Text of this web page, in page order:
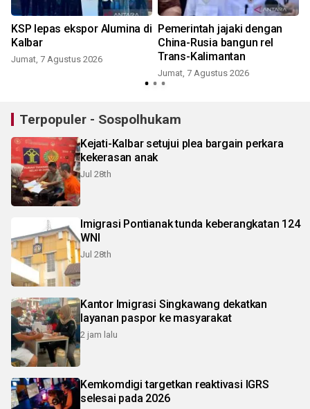
KSP lepas ekspor Alumina di
Kalbar
Jumat, 7 Agustus 2026
Pemerintah jajaki dengan
China-Rusia bangun rel
Trans-Kalimantan
Jumat, 7 Agustus 2026
Terpopuler - Sospolhukam
Kejati-Kalbar setujui plea bargain perkara
kekerasan anak
Jul 28th
Imigrasi Pontianak tunda keberangkatan 124
WNI
Jul 28th
Kantor Imigrasi Singkawang dekatkan
layanan paspor ke masyarakat
2 jam lalu
Kemkomdigi targetkan reaktivasi IGRS
selesai pada 2026